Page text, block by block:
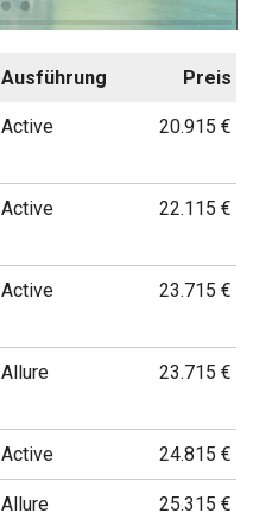
Ausführung Preis
Active 20.915 €
Active 22.115 €
Active 23.715 €
Allure 23.715 €
Active 24.815 €
Allure 25.315 €